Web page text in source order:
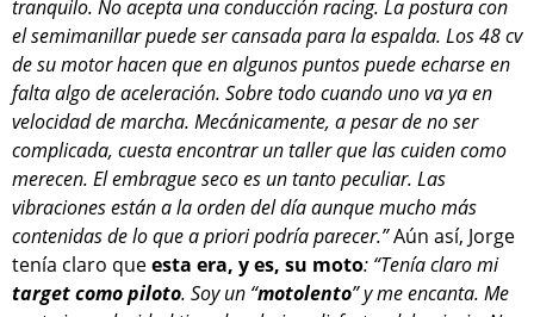
tranquilo. No acepta una conducción racing. La postura con
el semimanillar puede ser cansada para la espalda. Los 48 cv
de su motor hacen que en algunos puntos puede echarse en
falta algo de aceleración. Sobre todo cuando uno va ya en
velocidad de marcha. Mecánicamente, a pesar de no ser
complicada, cuesta encontrar un taller que las cuiden como
merecen. El embrague seco es un tanto peculiar. Las
vibraciones están a la orden del día aunque mucho más
contenidas de lo que a priori podría parecer.”Aún así, Jorge
tenía claro queesta era, y es, su moto: “Tenía claro mi
target como piloto. Soy un “motolento” y me encanta. Me